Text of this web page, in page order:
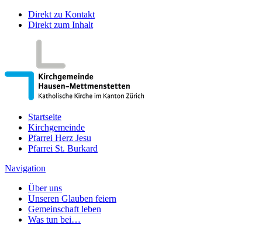
Direkt zu Kontakt
Direkt zum Inhalt
Startseite
Kirchgemeinde
Pfarrei Herz Jesu
Pfarrei St. Burkard
Navigation
Über uns
Unseren Glauben feiern
Gemeinschaft leben
Was tun bei…